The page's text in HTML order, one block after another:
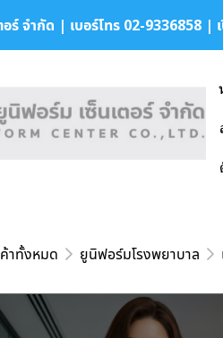
ร์ จำกัด | เบอร์โทร 02-9336858 |
าทั้งหมด ยูนิฟอร์มโรงพยาบาล